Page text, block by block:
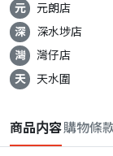
元
元朗店
深
深水埗店
灣
灣仔店
天
天水圍
商品内容購物條